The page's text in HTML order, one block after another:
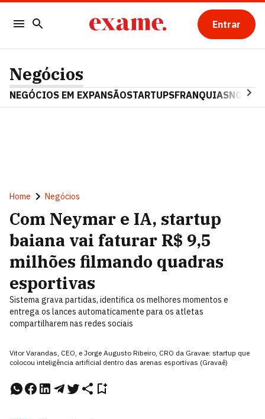
Entrar
Negócios
NEGÓCIOS EM EXPANSÃOSTARTUPSFRANQUIAS
Home Negócios
Com Neymar e IA, startup
baiana vai faturar R$ 9,5
milhões filmando quadras
esportivas
Sistema grava partidas, identifica os melhores momentos e
entrega os lances automaticamente para os atletas
compartilharem nas redes sociais
Vitor Varandas, CEO, e Jorge Augusto Ribeiro, CRO da Gravae: startup que
colocou inteligência artificial dentro das arenas esportivas (Gravaê)